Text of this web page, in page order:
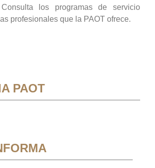
Consulta los programas de servicio
profesionales que la PAOT ofrece.
PAOT